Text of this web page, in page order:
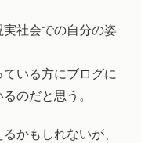
社会での自分の姿
いる方にブログに
のだと思う。
かもしれないが、